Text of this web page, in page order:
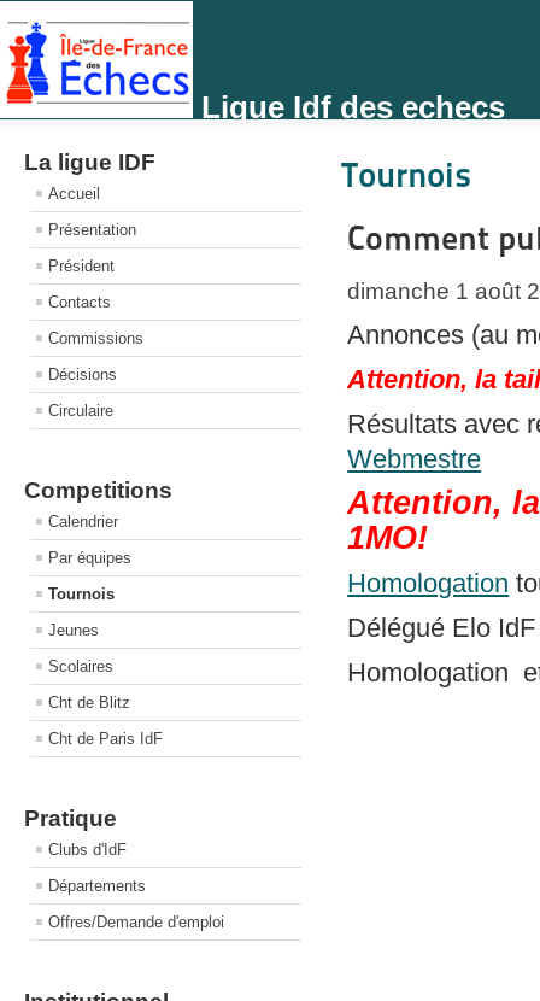
Ligue Idf des echecs
La ligue IDF
Accueil
Présentation
Président
Contacts
Commissions
Décisions
Circulaire
Competitions
Calendrier
Par équipes
Tournois
Jeunes
Scolaires
Cht de Blitz
Cht de Paris IdF
Pratique
Clubs d'IdF
Départements
Offres/Demande d'emploi
Tournois
Comment
dimanche 1 août
Annonces (au
Attention, la
Résultats avec
Webmestre
Attention,
1MO!
Homologation
Délégué Elo
Homologation